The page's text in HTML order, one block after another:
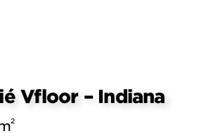
Vfloor – Indiana
2